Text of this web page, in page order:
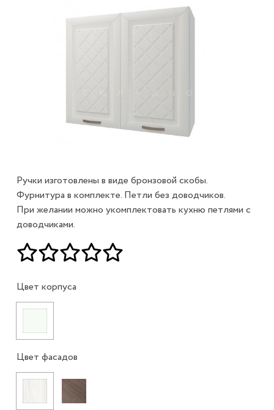
Ручки изготовлены в виде бронзовой скобы.
Фурнитура в комплекте. Петли без доводчиков.
При желании можно укомплектовать кухню петлями с
доводчиками.
Цвет корпуса
Цвет фасадов